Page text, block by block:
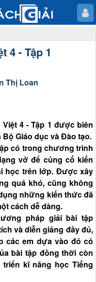
4 - Tập 1
Thị Loan
4 - Tập 1 được biên
Giáo dục và Đào tạo.
có trong chương trình
vở để củng cố kiến
học trên lớp. Được xây
quá khó, cũng không
những kiến thức đã
cách dễ dàng.
pháp giải bài tập
và diễn giảng đầy đủ,
các em dựa vào đó có
bài tập đồng thời còn
kĩ năng học Tiếng